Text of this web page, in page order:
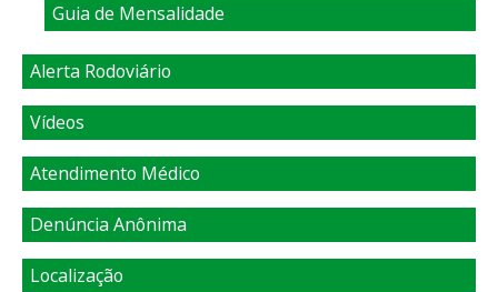
Guia de Mensalidade
Alerta Rodoviário
Vídeos
Atendimento Médico
Denúncia Anônima
Localização